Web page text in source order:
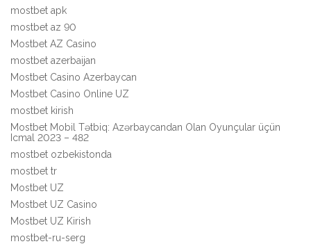
mostbet apk
mostbet az 90
Mostbet AZ Casino
mostbet azerbaijan
Mostbet Casino Azerbaycan
Mostbet Casino Online UZ
mostbet kirish
Mostbet Mobil Tətbiq: Azərbaycandan Olan Oyunçular üçün
Icmal 2023 – 482
mostbet ozbekistonda
mostbet tr
Mostbet UZ
Mostbet UZ Casino
Mostbet UZ Kirish
mostbet-ru-serg